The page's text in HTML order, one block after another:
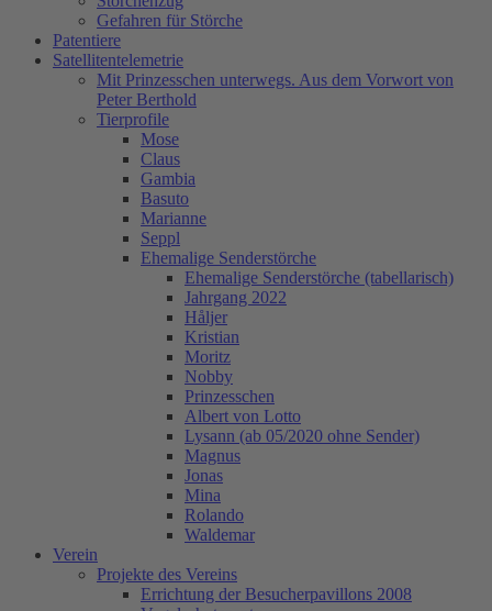
Gefahren für Störche
Patentiere
Satellitentelemetrie
Mit Prinzesschen unterwegs. Aus dem Vorwort von
Peter Berthold
Tierprofile
Mose
Claus
Gambia
Basuto
Marianne
Seppl
Ehemalige Senderstörche
Ehemalige Senderstörche (tabellarisch)
Jahrgang 2022
Håljer
Kristian
Moritz
Nobby
Prinzesschen
Albert von Lotto
Lysann (ab 05/2020 ohne Sender)
Magnus
Jonas
Mina
Rolando
Waldemar
Verein
Projekte des Vereins
Errichtung der Besucherpavillons 2008